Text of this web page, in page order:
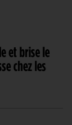
et brise le
chez les